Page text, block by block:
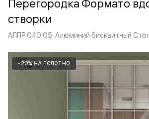
со стеновыми панелями Волховец.
Перегородка Формато
створки
АЛПР 040.05. Алюминий бисквитный
-20% НА ПОЛОТНО